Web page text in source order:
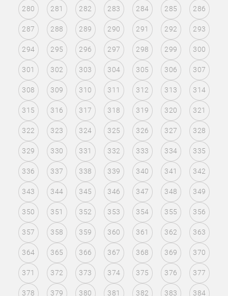
280 281 282 283 284 285 286
287 288 289 290 291 292 293
294 295 296 297 298 299 300
301 302 303 304 305 306 307
308 309 310 311 312 313 314
315 316 317 318 319 320 321
322 323 324 325 326 327 328
329 330 331 332 333 334 335
336 337 338 339 340 341 342
343 344 345 346 347 348 349
350 351 352 353 354 355 356
357 358 359 360 361 362 363
364 365 366 367 368 369 370
371 372 373 374 375 376 377
378 379 380 381 382 383 384